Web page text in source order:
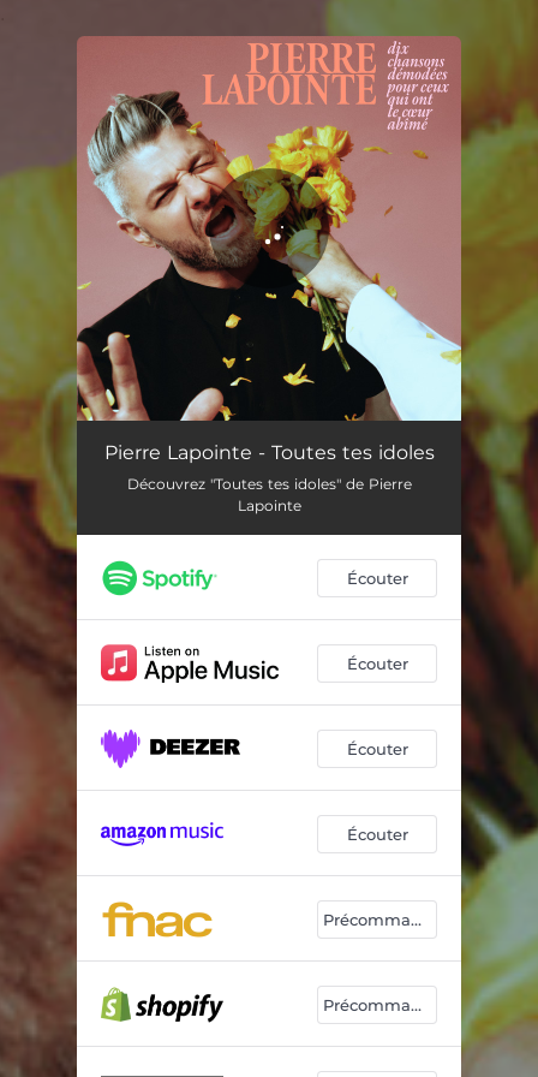
You're all set!
Toutes tes idoles 03:54
Pierre Lapointe - Toutes tes idoles
Découvrez "Toutes tes idoles" de Pierre
Lapointe
Écouter
Écouter
Écouter
Écouter
Précommander
Précommander